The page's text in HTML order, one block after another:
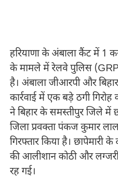
हरियाणा के अंबाला कैंट में 1
के मामले में रेलवे पुलिस
है। अंबाला जीआरपी और
कार्रवाई में एक बड़े ठगी
ने बिहार के समस्तीपुर जिले में
जिला प्रवक्ता पंकज कुमार
गिरफ्तार किया है। छापेमारी
की आलीशान कोठी और
रह गई।